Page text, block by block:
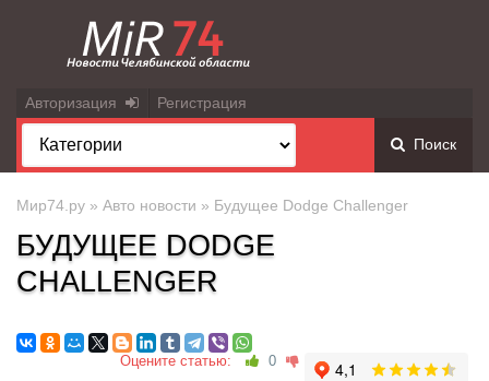
Авторизация Регистрация
Поиск
Мир74.ру » Авто новости » Будущее Dodge Challenger
БУДУЩЕЕ DODGE
CHALLENGER
Оцените статью: 0